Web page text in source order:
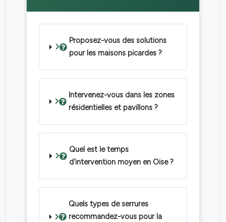
Proposez-vous des solutions
pour les maisons picardes ?
Intervenez-vous dans les zones
résidentielles et pavillons ?
Quel est le temps
d'intervention moyen en Oise ?
Quels types de serrures
recommandez-vous pour la